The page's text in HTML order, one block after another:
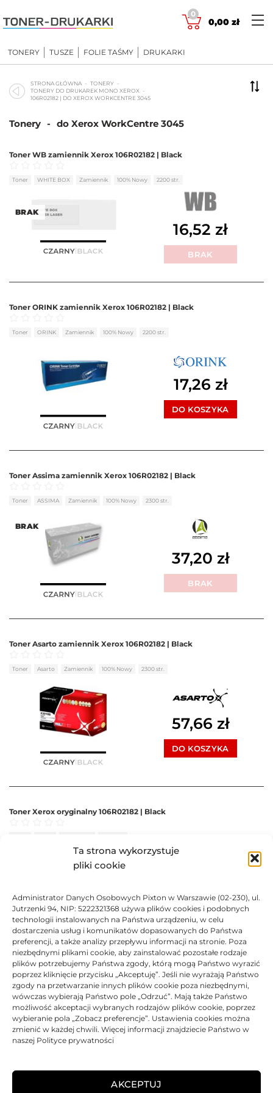
Ta strona wykorzystuje
pliki cookie
Administrator Danych Osobowych Pixton w Warszawie (02-230), ul.
Jutrzenki 94, NIP: 5222321368 używa plików cookies i podobnych
technologii instalowanych na Państwa urządzeniu, w celu
dostarczenia usług i komunikatów dopasowanych do Państwa
preferencji, a także analizy przepływu informacji na stronie. Poza
niezbędnymi plikami cookie, aby zainstalować pozostałe rodzaje
plików potrzebujemy Państwa zgody, którą mogą Państwo wyrazić
poprzez kliknięcie przycisku „Akceptuję”. Jeśli nie wyrażają Państwo
zgody na przetwarzanie innych plików cookie poza niezbędnymi,
wówczas wybierają Państwo pole „Odrzuć”. Mają także Państwo
możliwość akceptacji wybranych rodzajów plików cookie, poprzez
wybieranie pola „Zobacz preferencje”. Ustawienia cookies można
zmienić w każdej chwili. Więcej informacji znajdziecie Państwo w
naszej Polityce prywatności
AKCEPTUJ
to
content
0
0,00 zł
TONERY TUSZE FOLIE TAŚMY DRUKARKI
STRONA GŁÓWNA
TONERY
TONERY DO DRUKAREK MONO XEROX
106R02182 | DO XEROX WORKCENTRE 3045
Tonery - do Xerox WorkCentre 3045
BRAK
Toner WB zamiennik Xerox 106R02182 | Black
Oceniono0 na 5
Toner WHITE BOX Zamiennik 100% Nowy 2200 str.
16,52 zł
BRAK
Toner ORINK zamiennik Xerox 106R02182 | Black
Oceniono 0na 5
Toner ORINK Zamiennik 100% Nowy 2200 str.
17,26 zł
DO KOSZYKA
BRAK
Toner Assima zamiennik Xerox 106R02182 | Black
Oceniono 0na 5
Toner ASSIMA Zamiennik 100% Nowy 2300 str.
37,20 zł
BRAK
Toner Asarto zamiennik Xerox 106R02182 | Black
Oceniono 0na 5
Toner Asarto Zamiennik 100% Nowy 2300 str.
57,66 zł
DO KOSZYKA
Toner Xerox oryginalny 106R02182 | Black
350,54zł
BRAK
BRAK
Toner JetWorld zamiennik Xerox 106R02182 | Black
Oceniono 0 na 5
Toner JetWorld Zamiennik 100% Nowy 2300 str.